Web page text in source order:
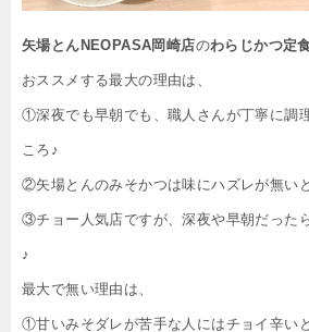
矢場とんNEOPASA岡崎店のわらじかつ定
おススメする最大の理由は、
①深夜でも早朝でも、職人さんが丁寧に調
ころ♪
②矢場とんのみそかつは味にハズレが無い
③チョー人気店ですが、深夜や早朝だった
♪
最大で無い理由は、
①甘いみそダレが苦手な人にはチョイ辛い